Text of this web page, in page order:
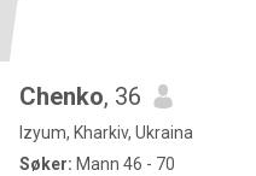
Chenko, 36
Izyum, Kharkiv, Ukraina
Søker: Mann 46 - 70